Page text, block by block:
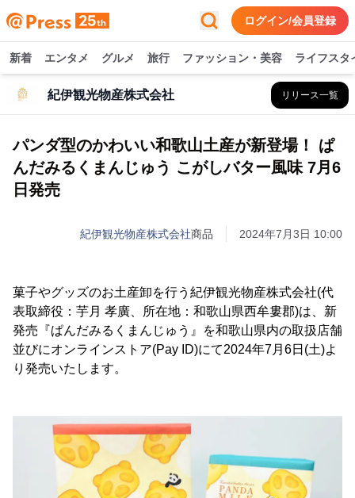
ログイン/会員登録
新着 エンタメ グルメ 旅行 ファッション・美容 ライフスタ
紀伊観光物産株式会社 リリース一覧
パンダ型のかわいい和歌山土産が新登場！ ぱ
んだみるくまんじゅう こがしバター風味 7月6
日発売
紀伊観光物産株式会社商品 2024年7月3日 10:00
菓子やグッズのお土産卸を行う紀伊観光物産株式会社(代
表取締役：芋月 孝廣、所在地：和歌山県西牟婁郡)は、新
発売『ぱんだみるくまんじゅう』を和歌山県内の取扱店舗
並びにオンラインストア(Pay ID)にて2024年7月6日(土)よ
り発売いたします。